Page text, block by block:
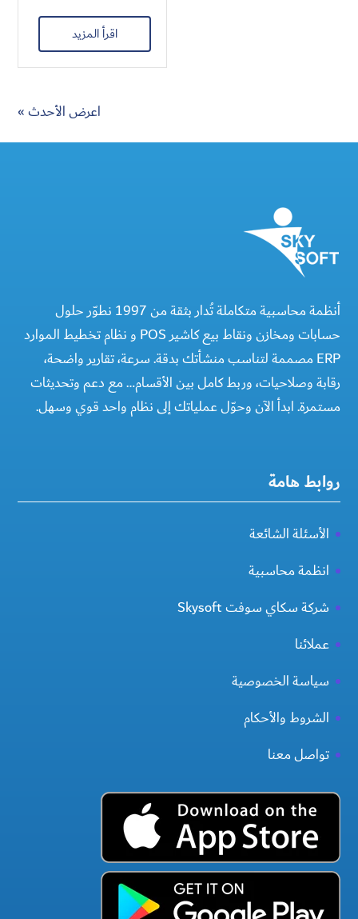
اقرأ المزيد
اعرض الأحدث »
أنظمة محاسبية متكاملة تُدار بثقة من 1997 نطوّر حلول
حسابات ومخازن ونقاط بيع كاشير POS و نظام تخطيط الموارد
ERP مصممة لتناسب منشأتك بدقة. سرعة، تقارير واضحة،
رقابة وصلاحيات، وربط كامل بين الأقسام… مع دعم وتحديثات
مستمرة. ابدأ الآن وحوّل عملياتك إلى نظام واحد قوي وسهل.
روابط هامة
الأسئلة الشائعة
انظمة محاسبية
شركة سكاي سوفت Skysoft
عملائنا
سياسة الخصوصية
الشروط والأحكام
تواصل معنا